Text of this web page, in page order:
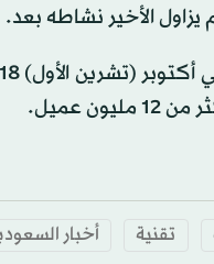
الأخير نشاطه بعد.
عميل.
تقنية أخبار